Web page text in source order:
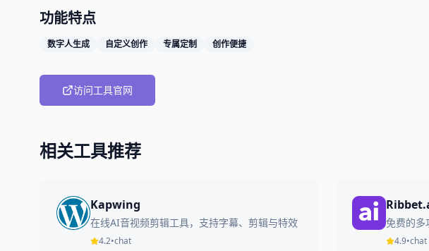
功能特点
数字人生成 自定义创作 专属定制 创作便捷
访问工具官网
相关工具推荐
Kapwing
在线AI音视频剪辑工具，支持字幕、剪辑与特效
4.2•chat
免费的多
4.9•chat